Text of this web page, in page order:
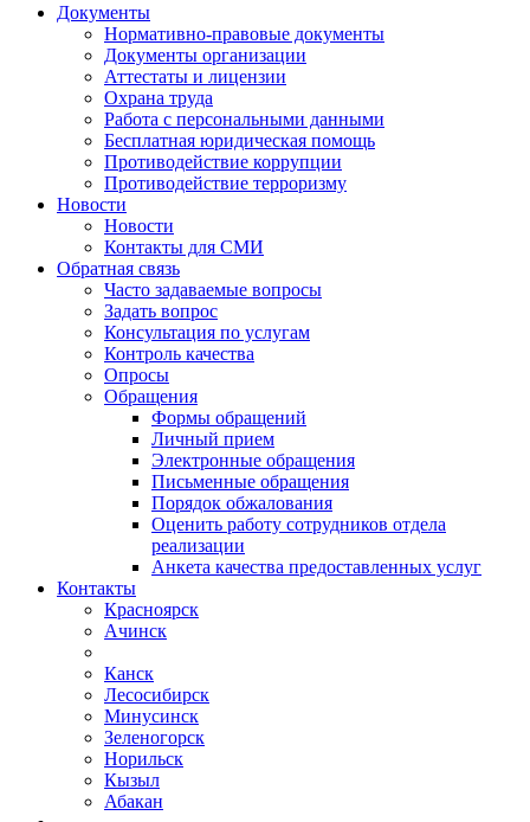
Документы
Нормативно-правовые документы
Документы организации
Аттестаты и лицензии
Охрана труда
Работа с персональными данными
Бесплатная юридическая помощь
Противодействие коррупции
Противодействие терроризму
Новости
Новости
Контакты для СМИ
Обратная связь
Часто задаваемые вопросы
Задать вопрос
Консультация по услугам
Контроль качества
Опросы
Обращения
Формы обращений
Личный прием
Электронные обращения
Письменные обращения
Порядок обжалования
Оценить работу сотрудников отдела
реализации
Анкета качества предоставленных услуг
Контакты
Красноярск
Ачинск
Канск
Лесосибирск
Минусинск
Зеленогорск
Норильск
Кызыл
Абакан